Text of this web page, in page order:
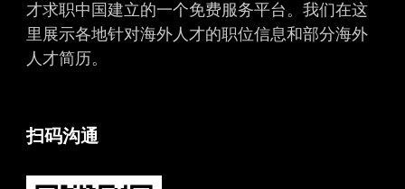
才求职中国建立的一个免费服务平台。我们在这
里展示各地针对海外人才的职位信息和部分海外
人才简历。
扫码沟通